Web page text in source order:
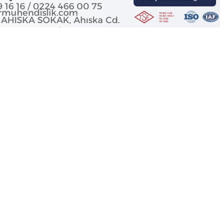
16 16 / 0224 466 00 75
SOKAK, Ahıska Cd.
Nilüfer/Bursa